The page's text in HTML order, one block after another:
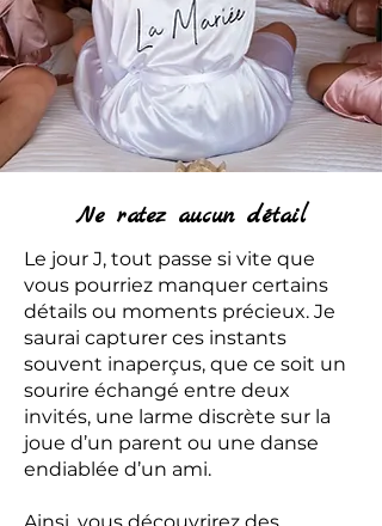
Ne ratez aucun détail
Le jour J, tout passe si vite que
vous pourriez manquer certains
détails ou moments précieux. Je
saurai capturer ces instants
souvent inaperçus, que ce soit un
sourire échangé entre deux
invités, une larme discrète sur la
joue d’un parent ou une danse
endiablée d’un ami.